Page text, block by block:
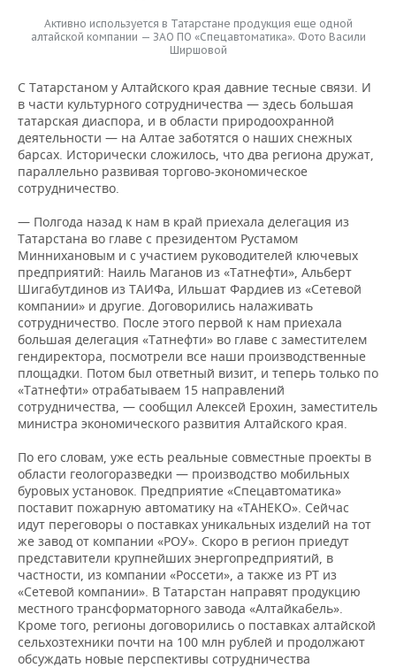
Активно используется в Татарстане продукция еще одной
алтайской компании — ЗАО ПО «Спецавтоматика». Фото Васили
Ширшовой
С Татарстаном у Алтайского края давние тесные связи. И
в части культурного сотрудничества — здесь большая
татарская диаспора, и в области природоохранной
деятельности — на Алтае заботятся о наших снежных
барсах. Исторически сложилось, что два региона дружат,
параллельно развивая торгово-экономическое
сотрудничество.
— Полгода назад к нам в край приехала делегация из
Татарстана во главе с президентом Рустамом
Миннихановым и с участием руководителей ключевых
предприятий: Наиль Маганов из «Татнефти», Альберт
Шигабутдинов из ТАИФа, Ильшат Фардиев из «Сетевой
компании» и другие. Договорились налаживать
сотрудничество. После этого первой к нам приехала
большая делегация «Татнефти» во главе с заместителем
гендиректора, посмотрели все наши производственные
площадки. Потом был ответный визит, и теперь только по
«Татнефти» отрабатываем 15 направлений
сотрудничества, — сообщил Алексей Ерохин, заместитель
министра экономического развития Алтайского края.
По его словам, уже есть реальные совместные проекты в
области геологоразведки — производство мобильных
буровых установок. Предприятие «Спецавтоматика»
поставит пожарную автоматику на «ТАНЕКО». Сейчас
идут переговоры о поставках уникальных изделий на тот
же завод от компании «РОУ». Скоро в регион приедут
представители крупнейших энергопредприятий, в
частности, из компании «Россети», а также из РТ из
«Сетевой компании». В Татарстан направят продукцию
местного трансформаторного завода «Алтайкабель».
Кроме того, регионы договорились о поставках алтайской
сельхозтехники почти на 100 млн рублей и продолжают
обсуждать новые перспективы сотрудничества